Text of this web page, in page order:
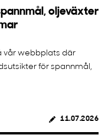
oljeväxter
vår webbplats där
för spannmål,
11.07.2026